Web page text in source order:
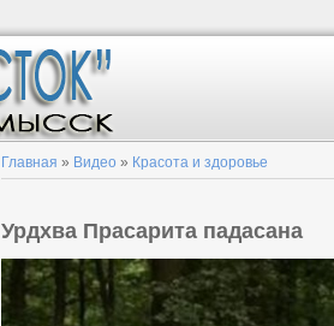
Главная » Видео » Красота и здоровье
Урдхва Прасарита падасана